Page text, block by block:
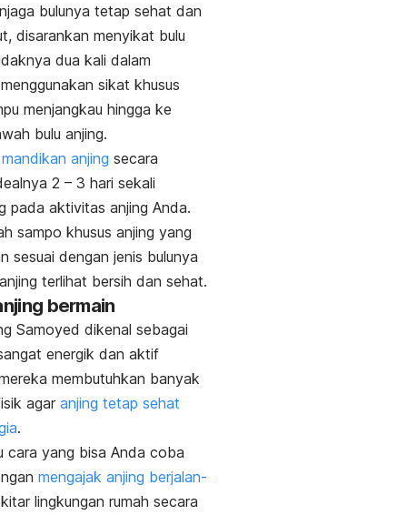
bulunya tetap sehat dan
disarankan menyikat bulu
dua kali dalam
sikat khusus
menjangkau hingga ke
bulu anjing.
mandikan anjing secara
2 – 3 hari sekali
pada aktivitas anjing Anda.
sampo khusus anjing yang
sesuai dengan jenis bulunya
terlihat bersih dan sehat.
bermain
Samoyed dikenal sebagai
energik dan aktif
membutuhkan banyak
agar anjing tetap sehat
.
cara yang bisa Anda coba
mengajak anjing berjalan-
lingkungan rumah secara